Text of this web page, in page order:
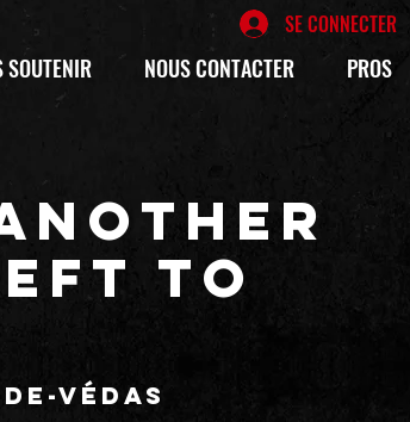
SE CONNECTER
SOUTENIR NOUS CONTACTER PROS
to
Védas